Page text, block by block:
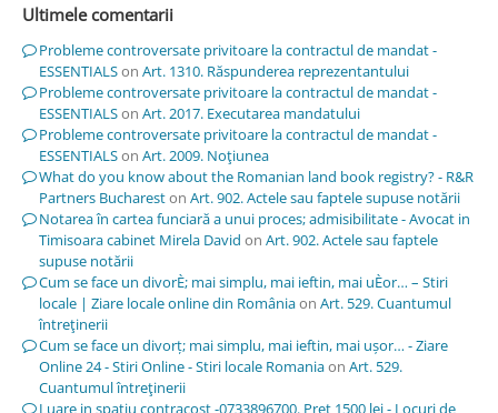
Ultimele comentarii
Probleme controversate privitoare la contractul de mandat -
ESSENTIALSon Art. 1310. Răspunderea reprezentantului
Probleme controversate privitoare la contractul de mandat -
ESSENTIALSon Art. 2017. Executarea mandatului
Probleme controversate privitoare la contractul de mandat -
ESSENTIALSon Art. 2009. Noţiunea
What do you know about the Romanian land book registry? - R&R
Partners Buchareston Art. 902. Actele sau faptele supuse notării
Notarea în cartea funciară a unui proces; admisibilitate - Avocat in
Timisoara cabinet Mirela David on Art. 902. Actele sau faptele
supuse notării
Cum se face un divorÈ; mai simplu, mai ieftin, mai uÈor… – Stiri
locale | Ziare locale online din Româniaon Art. 529. Cuantumul
întreţinerii
Cum se face un divorț; mai simplu, mai ieftin, mai ușor… - Ziare
Online 24 - Stiri Online - Stiri locale Romaniaon Art. 529.
Cuantumul întreţinerii
Luare in spatiu contracost -0733896700. Pret 1500 lei - Locuri de